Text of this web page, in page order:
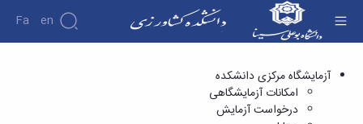
Fa En
گروه خاکشناسی - دانشکده کشاورزی
آزمایشگاه مرکزی دانشکده
امکانات آزمایشگاهی
درخواست آزمایش